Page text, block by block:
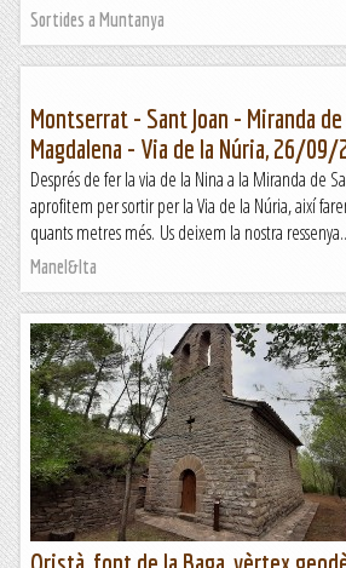
Sortides a Muntanya
Montserrat - Sant Joan - Miranda
Magdalena - Via de la Núria, 26/09/
Després de fer la via de la Nina a la Miranda de
aprofitem per sortir per la Via de la Núria, així
quants metres més. Us deixem la nostra
Manel&Ita